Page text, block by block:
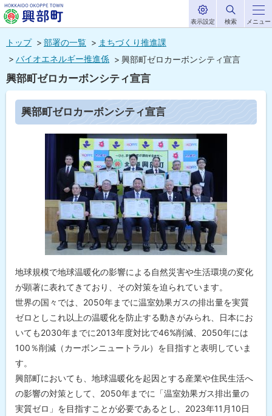
メ
北海道興部
町
HOKKAIDO OKOPPE TOWN
メニュー
表示設定 検索
トップ 部署の一覧
まちづくり推進課
バイオエネルギー推進係
興部町ゼロカーボンシティ宣言
興部町ゼロカーボンシティ宣言
ペ
ー
ジ
テ
ィ
宣
言
問
合
わ
せ
先
・
担
当
窓
口
興部町ゼロカーボンシティ宣言
地球規模で地球温暖化の影響による自然災害や生活環境の変化
が顕著に表れてきており、その対策を迫られています。
世界の国々では、2050年までに温室効果ガスの排出量を実質
ゼロとしこれ以上の温暖化を防止する動きがみられ、日本にお
いても2030年までに2013年度対比で46%削減、2050年には
100％削減（カーボンニュートラル）を目指すと表明していま
す。
興部町においても、地球温暖化を起因とする産業や住民生活へ
の影響の対策として、2050年までに「温室効果ガス排出量の
実質ゼロ」を目指すことが必要であるとし、2023年11月10日